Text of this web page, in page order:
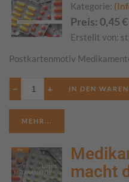
Kategorie:
Preis: 0,45€
Erstellt von:
Postkartenmotiv
− +
MEHR...
macht